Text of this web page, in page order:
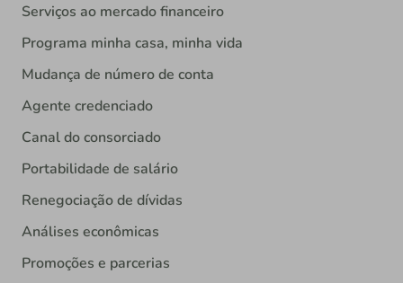
Serviços ao mercado financeiro
Programa minha casa, minha vida
Mudança de número de conta
Agente credenciado
Canal do consorciado
Portabilidade de salário
Renegociação de dívidas
Análises econômicas
Promoções e parcerias